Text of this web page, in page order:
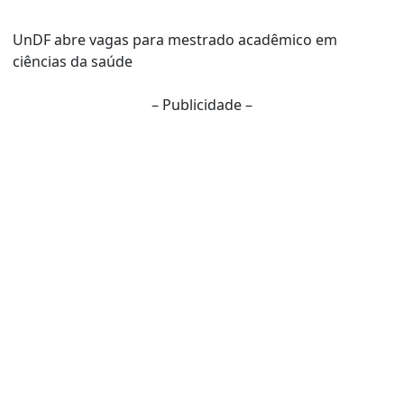
UnDF abre vagas para mestrado acadêmico em
ciências da saúde
– Publicidade –